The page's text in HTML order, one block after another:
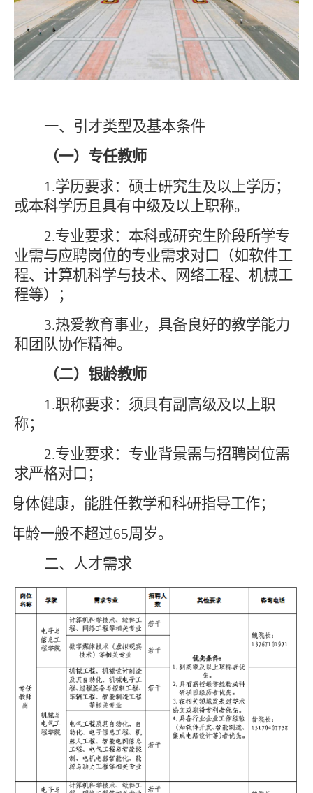
一、引才类型及基本条件
（一）专任教师
1.学历要求：硕士研究生及以上学历；
或本科学历且具有中级及以上职称。
2.专业要求：本科或研究生阶段所学专
业需与应聘岗位的专业需求对口（如软件工
程、计算机科学与技术、网络工程、机械工
程等）；
3.热爱教育事业，具备良好的教学能力
和团队协作精神。
（二）银龄教师
1.职称要求：须具有副高级及以上职
称；
2.专业要求：专业背景需与招聘岗位需
求严格对口；
身体健康，能胜任教学和科研指导工作；
年龄一般不超过65周岁。
二、人才需求